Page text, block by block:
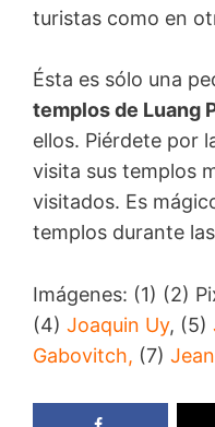
turistas como en
Ésta es sólo una
templos de Luang
ellos. Piérdete por
visita sus templos
visitados. Es
templos durante
Imágenes: (1) (2)
(4) Joaquin Uy, (5)
Gabovitch, (7)